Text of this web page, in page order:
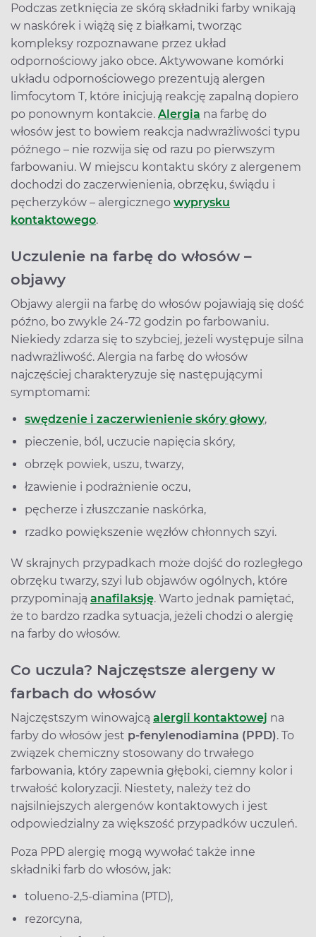
Podczas zetknięcia ze skórą składniki farby wnikają
w naskórek i wiążą się z białkami, tworząc
kompleksy rozpoznawane przez układ
odpornościowy jako obce. Aktywowane komórki
układu odpornościowego prezentują alergen
limfocytom T, które inicjują reakcję zapalną dopiero
po ponownym kontakcie. Alergia na farbę do
włosów jest to bowiem reakcja nadwrażliwości typu
późnego – nie rozwija się od razu po pierwszym
farbowaniu. W miejscu kontaktu skóry z alergenem
dochodzi do zaczerwienienia, obrzęku, świądu i
pęcherzyków – alergicznego wyprysku
kontaktowego.
Uczulenie na farbę do włosów –
objawy
Objawy alergii na farbę do włosów pojawiają się dość
późno, bo zwykle 24-72 godzin po farbowaniu.
Niekiedy zdarza się to szybciej, jeżeli występuje silna
nadwrażliwość. Alergia na farbę do włosów
najczęściej charakteryzuje się następującymi
symptomami:
swędzenie i zaczerwienienie skóry głowy,
pieczenie, ból, uczucie napięcia skóry,
obrzęk powiek, uszu, twarzy,
łzawienie i podrażnienie oczu,
pęcherze i złuszczanie naskórka,
rzadko powiększenie węzłów chłonnych szyi.
W skrajnych przypadkach może dojść do rozległego
obrzęku twarzy, szyi lub objawów ogólnych, które
przypominają anafilaksję. Warto jednak pamiętać,
że to bardzo rzadka sytuacja, jeżeli chodzi o alergię
na farby do włosów.
Co uczula? Najczęstsze alergeny w
farbach do włosów
Najczęstszym winowajcą alergii kontaktowej na
farby do włosów jest p-fenylenodiamina (PPD). To
związek chemiczny stosowany do trwałego
farbowania, który zapewnia głęboki, ciemny kolor i
trwałość koloryzacji. Niestety, należy też do
najsilniejszych alergenów kontaktowych i jest
odpowiedzialny za większość przypadków uczuleń.
Poza PPD alergię mogą wywołać także inne
składniki farb do włosów, jak:
tolueno-2,5-diamina (PTD),
rezorcyna,